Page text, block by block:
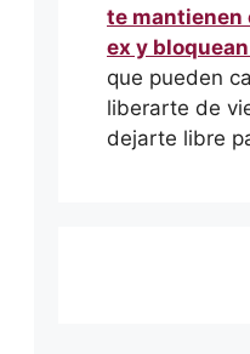
te mantienen
ex y
que pueden
liberarte de
dejarte libre